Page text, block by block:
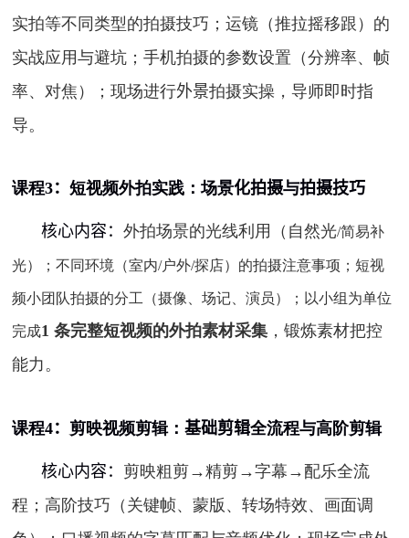
实拍等不同类型的拍摄技巧；运镜（推拉摇移跟）的
实战应用与避坑；手机拍摄的参数设置（分辨率、帧
率、对焦）；现场进行外景拍摄实操，导师即时指
导。
课程3： 短视频外拍实践：场景化拍摄与拍摄技巧
核心内容：外拍场景的光线利用（自然光/简易补
光）；不同环境（室内/户外/探店）的拍摄注意事项；短视
频小团队拍摄的分工（摄像、场记、演员）；以小组为单位
完成1 条完整短视频的外拍素材采集 ，锻炼素材把控
能力。
课程4： 剪映视频剪辑： 基础剪辑全流程与高阶剪辑
核心内容： 剪映粗剪→精剪→字幕→配乐全流
程；高阶技巧（关键帧、蒙版、转场特效、画面调